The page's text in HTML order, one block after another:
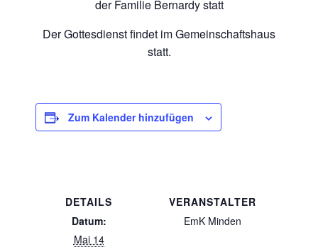
der Familie Bernardy statt
Der Gottesdienst findet im Gemeinschaftshaus
statt.
Zum Kalender hinzufügen
DETAILS
Datum:
Mai 14
VERANSTALTER
EmK Minden